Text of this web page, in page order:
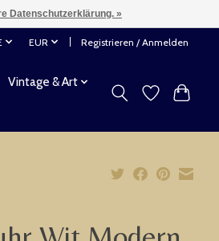
EUR Registrieren / Anmelden
Vintage & Art
Datenschutzerklärung. »